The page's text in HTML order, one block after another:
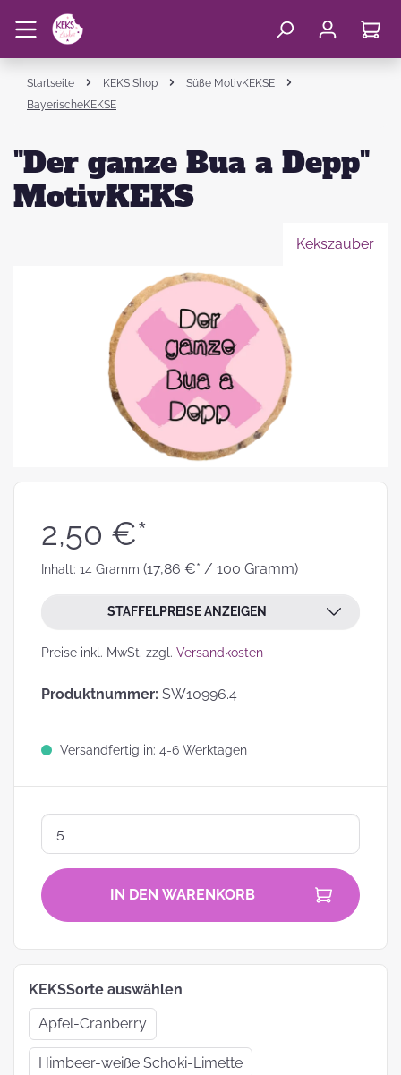
Startseite KEKS Shop
Süße MotivKEKSE
BayerischeKEKSE
"Der ganze Bua a Depp"
MotivKEKS
Kekszauber
2,50 €*
Inhalt: 14 Gramm (17,86 €* / 100 Gramm)
STAFFELPREISE ANZEIGEN
Preise inkl. MwSt. zzgl. Versandkosten
Produktnummer: SW10996.4
Versandfertig in: 4-6 Werktagen
IN DEN WARENKORB
KEKSSorte auswählen
Apfel-Cranberry
Himbeer-weiße Schoki-Limette